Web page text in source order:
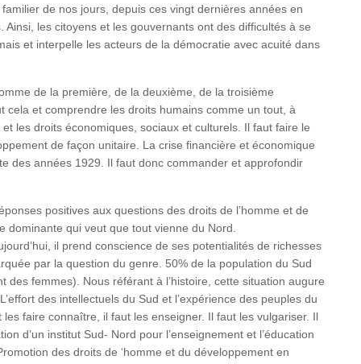
de nos jours, depuis ces vingt dernières années en
les citoyens et les gouvernants ont des difficultés à se
et interpelle les acteurs de la démocratie avec acuité dans
de la première, de la deuxième, de la troisième
cela et comprendre les droits humains comme un tout, à
les droits économiques, sociaux et culturels. Il faut faire le
de façon unitaire. La crise financière et économique
des années 1929. Il faut donc commander et approfondir
positives aux questions des droits de l’homme et de
dominante qui veut que tout vienne du Nord.
il prend conscience de ses potentialités de richesses
par la question du genre. 50% de la population du Sud
femmes). Nous référant à l’histoire, cette situation augure
des intellectuels du Sud et l’expérience des peuples du
faire connaître, il faut les enseigner. Il faut les vulgariser. Il
d’un institut Sud- Nord pour l’enseignement et l’éducation
des droits de ‘homme et du développement en